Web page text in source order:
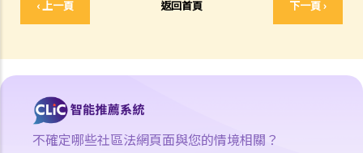
‹ 上一頁 返回首頁 下一頁 ›
3. 若我透過虛擬保險公司的全數碼分銷渠道購買保險，或使用保險科技
常見保險產品種類
1. 「冷靜期」是甚麼？如果我剛剛購買了一份人壽保險，但幾天後想改
變主意，我可否取消這份保險？
不確定哪些社區法網頁面與您的情境相關？